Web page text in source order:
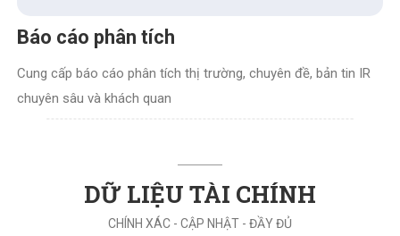
Báo cáo phân tích
Cung cấp báo cáo phân tích thị trường, chuyên đề, bản tin IR
chuyên sâu và khách quan
DỮ LIỆU TÀI CHÍNH
CHÍNH XÁC - CẬP NHẬT - ĐẦY ĐỦ